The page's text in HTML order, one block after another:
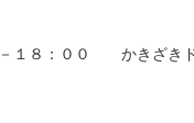
１８：００ かきざき